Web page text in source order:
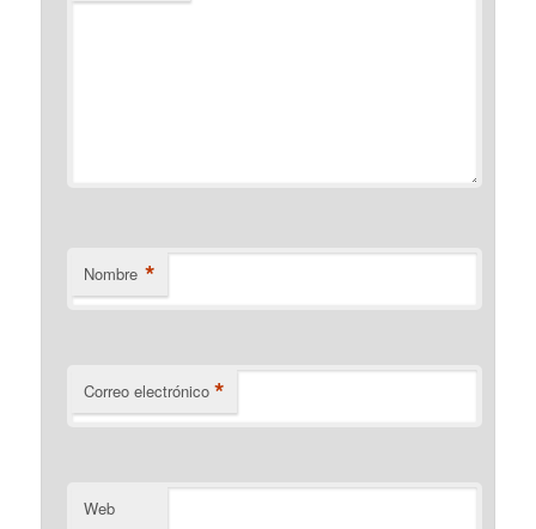
Nombre *
Correo electrónico *
Web